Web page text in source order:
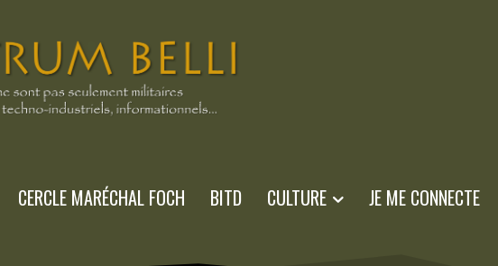
CERCLE MARÉCHAL FOCH BITD CULTURE JE ME CONNECTE